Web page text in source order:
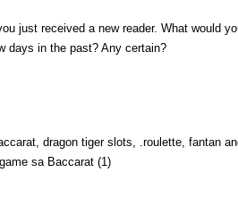
just received a new reader. What would
days in the past? Any certain?
dragon tiger slots, .roulette, fantan
sa Baccarat (1)